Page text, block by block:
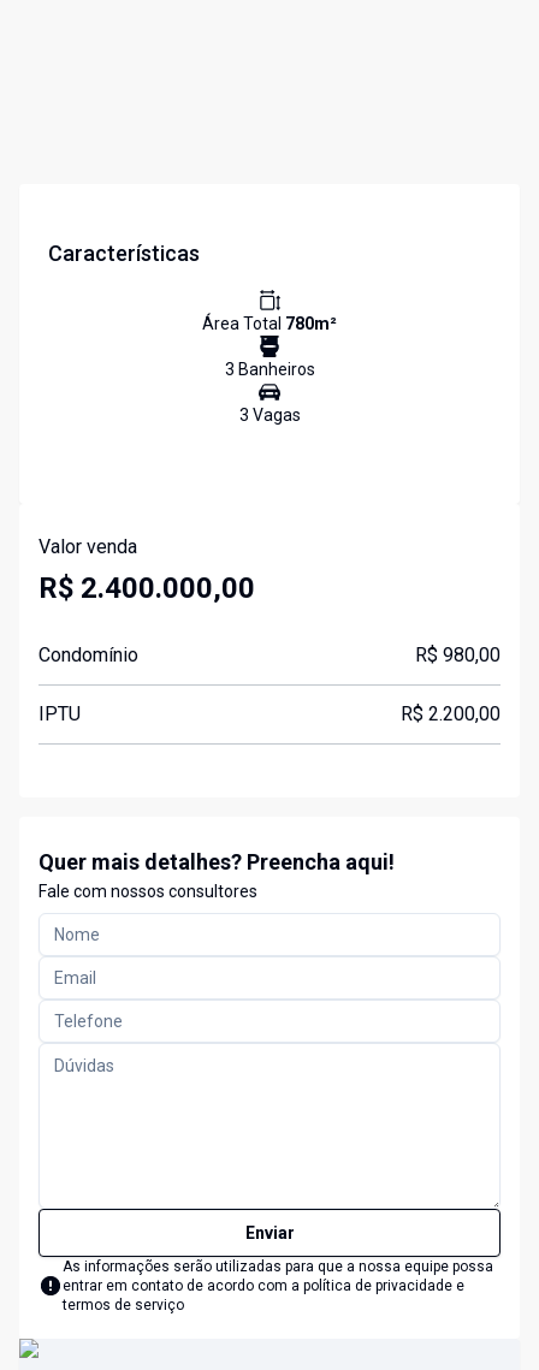
Características
Área Total 780m²
3 Banheiros
3 Vagas
Valor venda
R$ 2.400.000,00
Condomínio R$ 980,00
IPTU R$ 2.200,00
Quer mais detalhes? Preencha aqui!
Fale com nossos consultores
Enviar
As informações serão utilizadas para que a nossa equipe possa
entrar em contato de acordo com a política de privacidade e
termos de serviço